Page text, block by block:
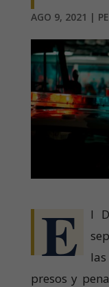
AGO 9, 2021 |
E
l
presos y